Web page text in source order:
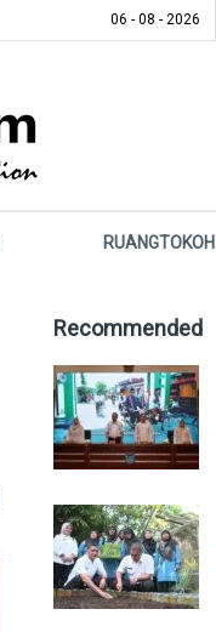
06 - 08 - 2026
RUANGTOKOH
Recommended